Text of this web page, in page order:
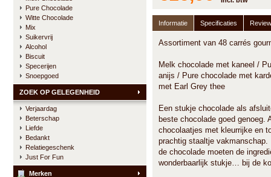
Pure Chocolade
Witte Chocolade
Mix
Suikervrij
Alcohol
Biscuit
Specerijen
Snoepgoed
ZOEK OP GELEGENHEID
Verjaardag
Beterschap
Liefde
Bedankt
Relatiegeschenk
Just For Fun
Merken
Informatie Specificaties
Assortiment van 48 carrés
Melk chocolade met kaneel /
anijs / Pure chocolade met
met Earl Grey thee
Een stukje chocolade als
beste chocolade goed genoeg.
chocolaatjes met kleurrijke en
prachtig staaltje
de chocolade moeten de
wonderbaarlijk stukje… bij de